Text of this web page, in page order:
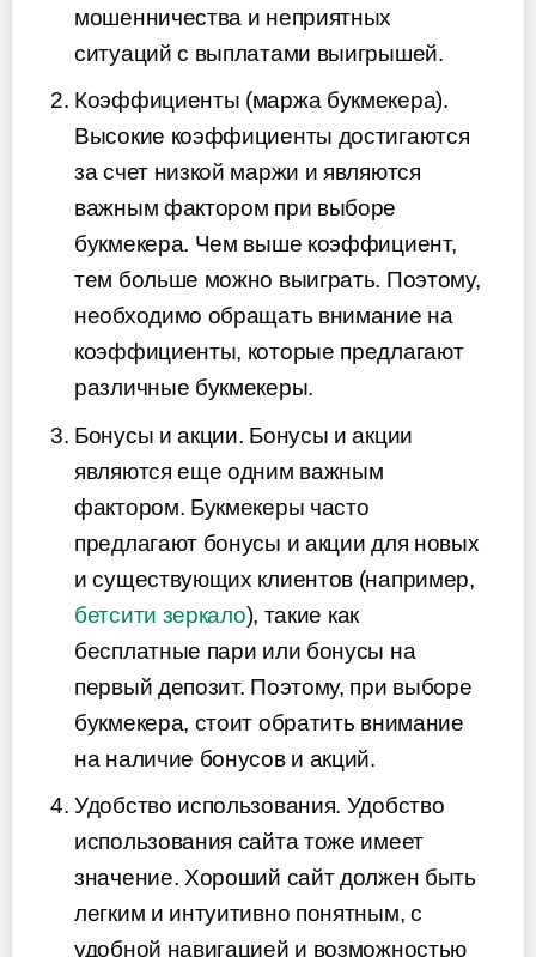
мошенничества и неприятных
ситуаций с выплатами выигрышей.
Коэффициенты (маржа букмекера).
Высокие коэффициенты достигаются
за счет низкой маржи и являются
важным фактором при выборе
букмекера. Чем выше коэффициент,
тем больше можно выиграть. Поэтому,
необходимо обращать внимание на
коэффициенты, которые предлагают
различные букмекеры.
Бонусы и акции. Бонусы и акции
являются еще одним важным
фактором. Букмекеры часто
предлагают бонусы и акции для новых
и существующих клиентов (например,
бетсити зеркало), такие как
бесплатные пари или бонусы на
первый депозит. Поэтому, при выборе
букмекера, стоит обратить внимание
на наличие бонусов и акций.
Удобство использования. Удобство
использования сайта тоже имеет
значение. Хороший сайт должен быть
легким и интуитивно понятным, с
удобной навигацией и возможностью